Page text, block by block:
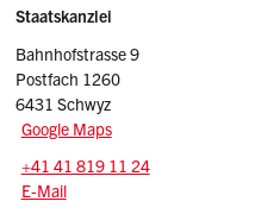
Sidebar
Adresse
Staatskanzlei
Bahnhofstrasse 9
Postfach 1260
6431 Schwyz
Google Maps
Tel.:
+41 41 819 11 24
E-Mail: srsz
E-Mail